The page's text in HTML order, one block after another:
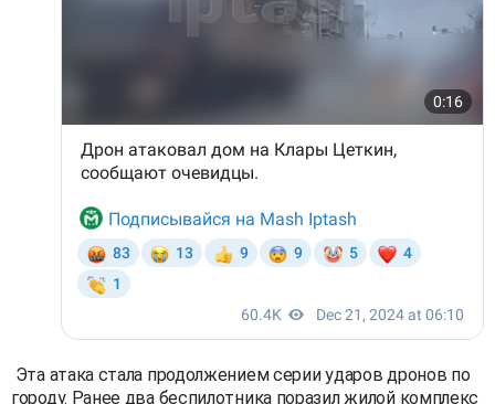
Эта атака стала продолжением серии ударов дронов по
городу. Ранее два беспилотника поразил жилой комплекс